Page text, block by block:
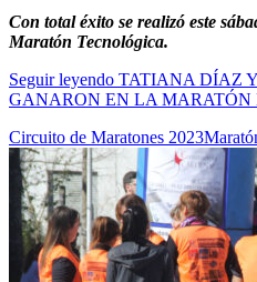
Con total éxito se realizó este
Maratón Tecnológica.
Seguir leyendo TATIANA DÍAZ
GANARON EN LA MARATÓN
Circuito de Maratones 2023